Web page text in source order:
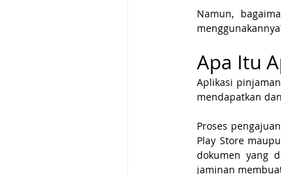
Namun,
Apa Itu
Aplikasi
mendapatkan
Proses
Play Store
dokumen yang
jaminan